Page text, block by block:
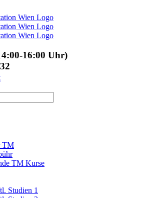
16:00 Uhr)
TM
TM Kurse
Studien 1